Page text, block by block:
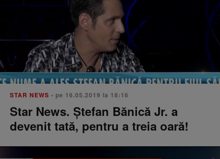
STAR NEWS • pe 16.05.2019 la 18:16
Star News. Ștefan Bănică Jr. a
devenit tată, pentru a treia oară!